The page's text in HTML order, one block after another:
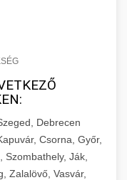
Debrecen
Csorna, Győr,
Szombathely, Ják,
Zalalövő, Vasvár,